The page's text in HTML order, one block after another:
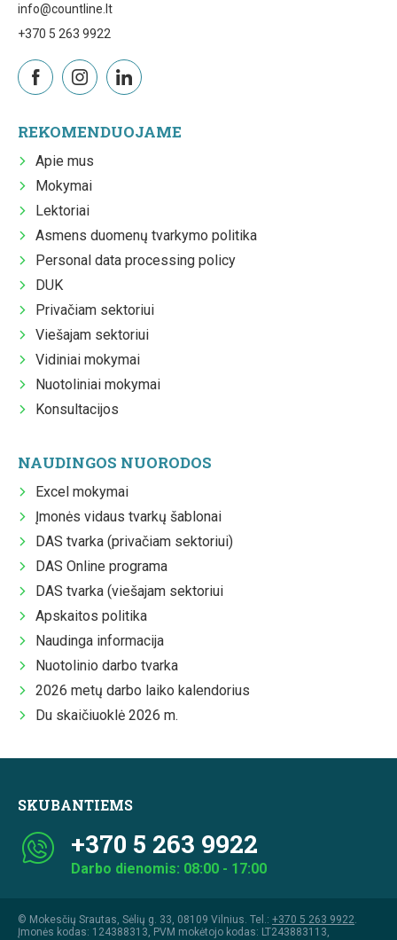
info@countline.lt
+370 5 263 9922
REKOMENDUOJAME
Apie mus
Mokymai
Lektoriai
Asmens duomenų tvarkymo politika
Personal data processing policy
DUK
Privačiam sektoriui
Viešajam sektoriui
Vidiniai mokymai
Nuotoliniai mokymai
Konsultacijos
NAUDINGOS NUORODOS
Excel mokymai
Įmonės vidaus tvarkų šablonai
DAS tvarka (privačiam sektoriui)
DAS Online programa
DAS tvarka (viešajam sektoriui
Apskaitos politika
Naudinga informacija
Nuotolinio darbo tvarka
2026 metų darbo laiko kalendorius
Du skaičiuoklė 2026 m.
SKUBANTIEMS
+370 5 263 9922
Darbo dienomis: 08:00 - 17:00
© Mokesčių Srautas, Sėlių g. 33, 08109 Vilnius. Tel.: +370 5 263 9922
Įmonės kodas: 124388313, PVM mokėtojo kodas: LT243883113,